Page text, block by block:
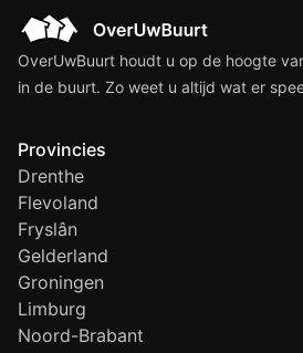
OverUwBuurt houdt u op de hoogte
in de buurt. Zo weet u altijd wat er
Provincies
Drenthe
Flevoland
Fryslân
Gelderland
Groningen
Limburg
Noord-Brabant